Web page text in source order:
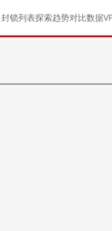
封锁列表探索趋势对比数据